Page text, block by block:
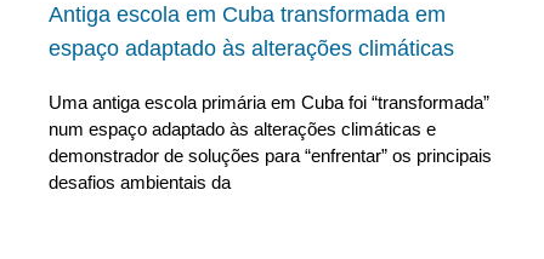
Antiga escola em Cuba transformada em
espaço adaptado às alterações climáticas
Uma antiga escola primária em Cuba foi “transformada”
num espaço adaptado às alterações climáticas e
demonstrador de soluções para “enfrentar” os principais
desafios ambientais da